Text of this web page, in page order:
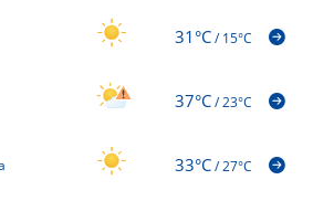
31°C/15°C
37°C/23°C
33°C/27°C